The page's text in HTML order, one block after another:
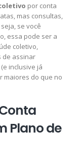
por conta
mas consultas,
se você
essa pode ser a
coletivo,
de assinar
(e inclusive já
maiores do que no
Plano de